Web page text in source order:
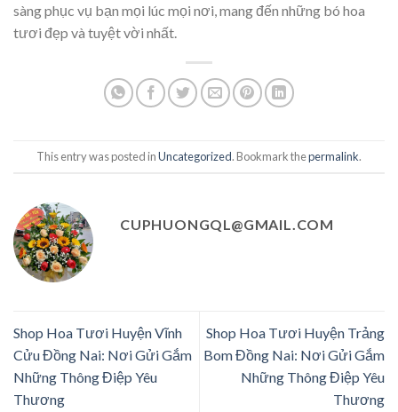
sàng phục vụ bạn mọi lúc mọi nơi, mang đến những bó hoa
tươi đẹp và tuyệt vời nhất.
This entry was posted inUncategorized. Bookmark thepermalink.
CUPHUONGQL@GMAIL.COM
Shop Hoa Tươi Huyện Vĩnh
Cửu Đồng Nai: Nơi Gửi Gắm
Những Thông Điệp Yêu
Thương
Shop Hoa Tươi Huyện Trảng
Bom Đồng Nai: Nơi Gửi Gắm
Những Thông Điệp Yêu
Thương